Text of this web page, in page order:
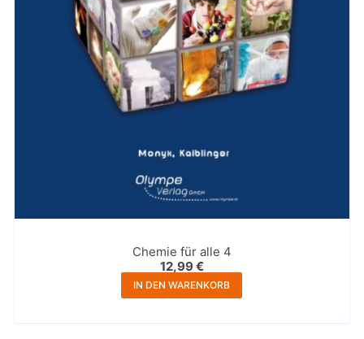
Chemie für alle 4
12,99€
IN DEN WARENKORB